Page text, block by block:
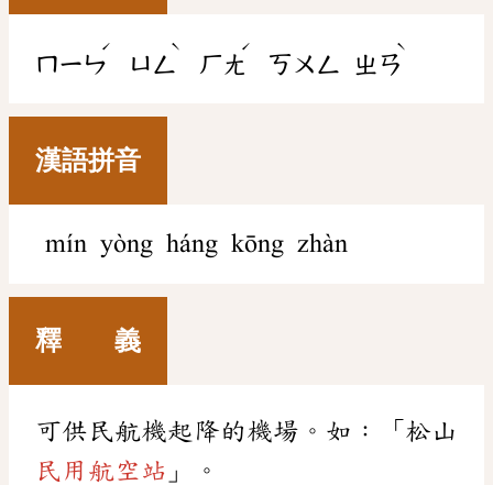
ㄇㄧㄣ
ˊ
ㄩㄥ
ˋ
ㄏㄤ
ˊ
ㄎㄨㄥ ㄓㄢ
ˋ
漢語拼音
mín yòng háng kōng zhàn
釋 義
可供民航機起降的機場。如：「松山
民用航空站 」。